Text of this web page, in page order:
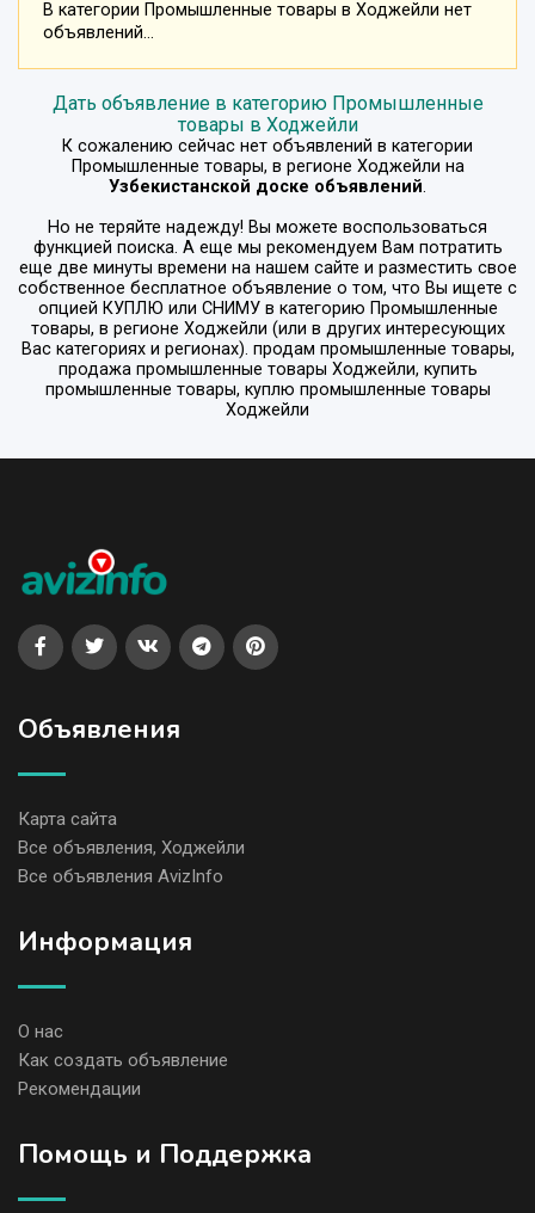
В категории Промышленные товары в Ходжейли нет
объявлений...
Дать объявление в категорию Промышленные
товары в Ходжейли
К сожалению сейчас нет объявлений в категории
Промышленные товары, в регионе Ходжейли на
Узбекистанской доске объявлений.
Но не теряйте надежду! Вы можете воспользоваться
функцией поиска. А еще мы рекомендуем Вам потратить
еще две минуты времени на нашем сайте и разместить свое
собственное бесплатное объявление о том, что Вы ищете с
опцией КУПЛЮ или СНИМУв категорию Промышленные
товары, в регионе Ходжейли (или в других интересующих
Вас категориях и регионах). продам промышленные товары,
продажа промышленные товары Ходжейли, купить
промышленные товары, куплю промышленные товары
Ходжейли
Объявления
Карта сайта
Все объявления, Ходжейли
Все объявления AvizInfo
Информация
О нас
Как создать объявление
Рекомендации
Помощь и Поддержка